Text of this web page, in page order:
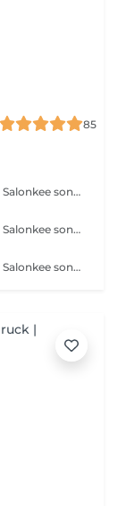
85
Veuillez prendre note que les prix indiqués sur Salonkee sont communiqués à titre informatif et s'entendent de base. Ces derniers sont susceptibles de varier selon le diagnostic réalisé à votre arrivée au salon et l'expertise du professionnel à qui vous confiez votre beauté. Dans tous les cas, un devis précis vous sera proposé et toutes réalisations de prestations seront effectuées avec votre accord. Un grand merci d'avance pour votre compréhension. Au plaisir de vous recevoir très vite.
Veuillez prendre note que les prix indiqués sur Salonkee sont communiqués à titre informatif et s'entendent de base. Ces derniers sont susceptibles de varier selon le diagnostic réalisé à votre arrivée au salon et l'expertise du professionnel à qui vous confiez votre beauté. Dans tous les cas, un devis précis vous sera proposé et toutes réalisations de prestations seront effectuées avec votre accord. Un grand merci d'avance pour votre compréhension. Au plaisir de vous recevoir très vite.
Veuillez prendre note que les prix indiqués sur Salonkee sont communiqués à titre informatif et s'entendent de base. Ces derniers sont susceptibles de varier selon le diagnostic réalisé à votre arrivée au salon et l'expertise du professionnel à qui vous confiez votre beauté. Dans tous les cas, un devis précis vous sera proposé et toutes réalisations de prestations seront effectuées avec votre accord. Un grand merci d'avance pour votre compréhension. Au plaisir de vous recevoir très vite.